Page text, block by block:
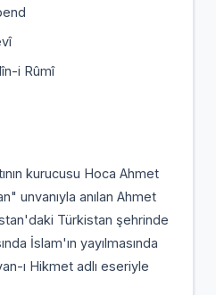
i Rûmî
kurucusu Hoca Ahmet
unvanıyla anılan Ahmet
Türkistan şehrinde
İslam'ın yayılmasında
ı Hikmet adlı eseriyle